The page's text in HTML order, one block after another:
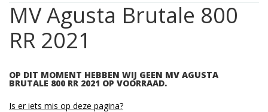
MV Agusta Brutale 800
RR 2021
OP DIT MOMENT HEBBEN WIJ GEEN MV AGUSTA
BRUTALE 800 RR 2021 OP VOORRAAD.
Is er iets mis op deze pagina?